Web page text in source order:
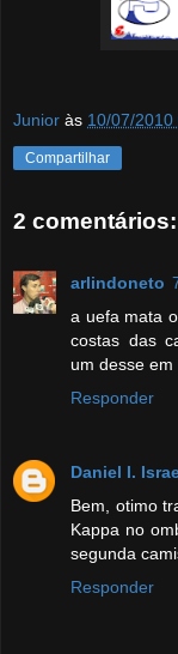
Junior às 10/07/2010
Compartilhar
2 comentários:
arlindoneto
a uefa mata
costas das
um desse
Responder
Daniel I.
Bem, otimo
Kappa no
segunda
Responder